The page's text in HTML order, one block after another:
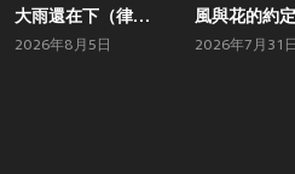
大雨還在下（律動版）
2026年8月5日
風與花的約定
2026年7月31日